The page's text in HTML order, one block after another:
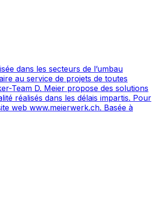
dans les secteurs de l’umbau
au service de projets de toutes
Team D. Meier propose des solutions
réalisés dans les délais impartis. Pour
web www.meierwerk.ch. Basée à